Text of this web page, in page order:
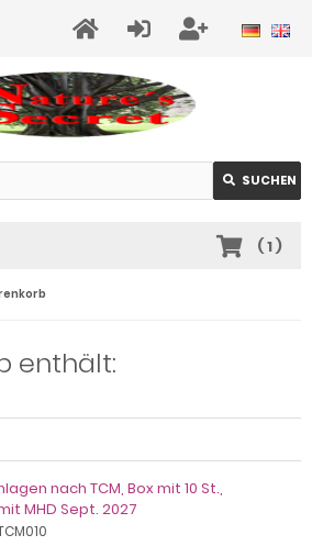
SUCHEN
(1)
enthält:
nach TCM, Box mit 10 St.,
MHD Sept. 2027